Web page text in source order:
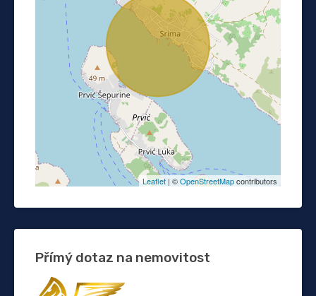
Leaflet | ©OpenStreetMapcontributors
Přímý dotaz na nemovitost